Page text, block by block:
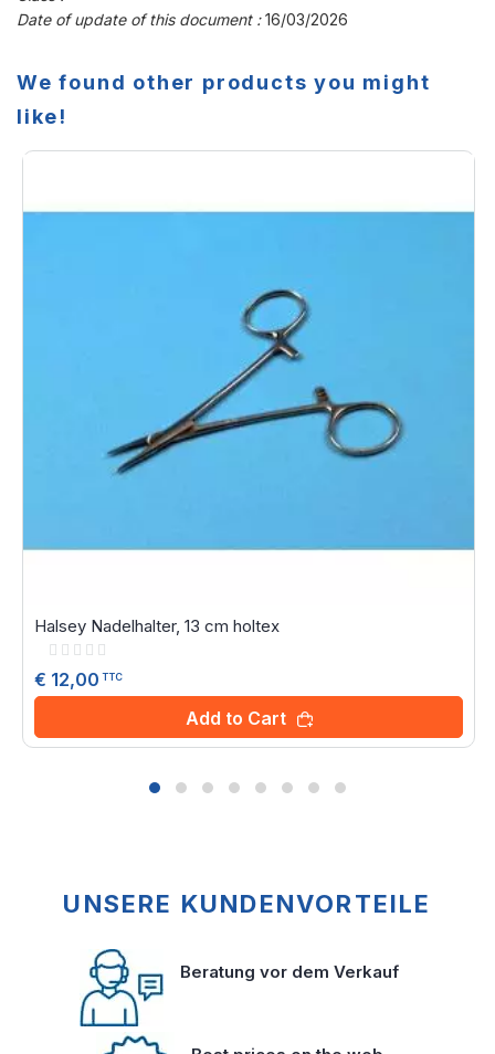
Date of update of this document :16/03/2026
We found other products you might
like!
Halsey Nadelhalter, 13 cm holtex
Rating:
€ 12,00 TTC
Add to Cart
UNSERE KUNDENVORTEILE
Beratung vor dem Verkauf